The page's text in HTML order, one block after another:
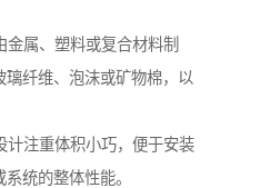
属、塑料或复合材料制
纤维、泡沫或矿物棉，以
计注重体积小巧，便于安装
统的整体性能。